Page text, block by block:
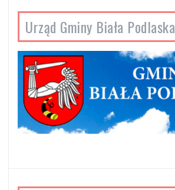
Urząd Gminy Biała Podlaska